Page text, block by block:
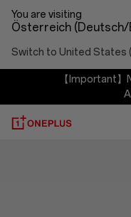
You are visiting
Österreich (Deutsch/
Switch to United States
【Important